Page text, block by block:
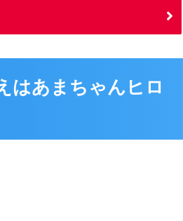
はあまちゃんヒロ